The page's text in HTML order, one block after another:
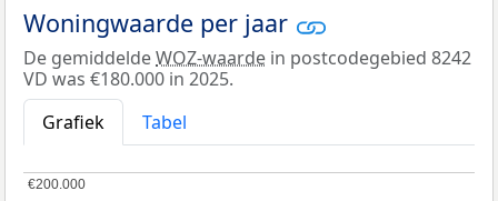
Woningwaarde per jaar
De gemiddeldeWOZ-waarde in postcodegebied 8242
VD was €180.000 in 2025.
Grafiek
Tabel
€200.000
€200.000